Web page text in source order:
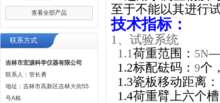
查看全部产品
联系方式
吉林市宏源科学仪器有限公司
联系人：管长勇
地址：吉林市高新区吉林大街55
号A栋
至于不能以其进行
技术指标：
1 、试验系统
1.1荷重范围： 5N
1.2标配砝码： 9个
1.3瓷板移动距离：
1.4荷重臂上六个